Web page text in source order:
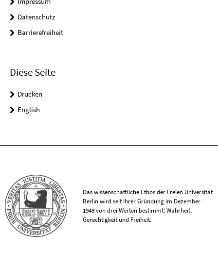
Datenschutz
Barrierefreiheit
Diese Seite
Drucken
English
Das wissenschaftliche Ethos der Freien Universität
Berlin wird seit ihrer Gründung im Dezember
1948 von drei Werten bestimmt: Wahrheit,
Gerechtigkeit und Freiheit.